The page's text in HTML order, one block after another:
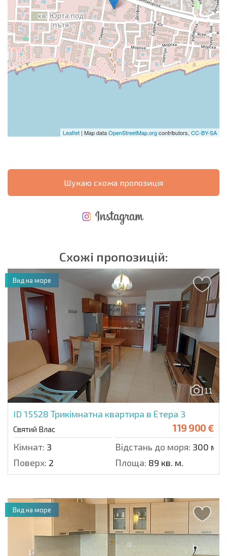
Leaflet | Map dataOpenStreetMap.orgcontributors, CC-BY-SA
Шукаю схожа пропозиція
Схожі пропозицій:
11
ID 15528 Трикімнатна квартира в Етера 3
Святий Влас 119 900 €
Кімнат: 3 Відстань до моря: 300 м.
Поверх: 2 Площа: 89 кв. м.
Вид на море
Вид на море